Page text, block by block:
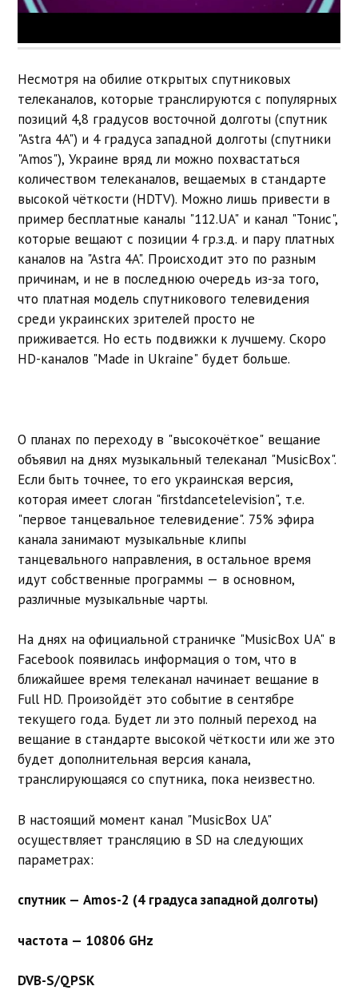
Несмотря на обилие открытых спутниковых
телеканалов, которые транслируются с популярных
позиций 4,8 градусов восточной долготы (спутник
"Astra 4A") и 4 градуса западной долготы (спутники
"Amos"), Украине вряд ли можно похвастаться
количеством телеканалов, вещаемых в стандарте
высокой чёткости (HDTV). Можно лишь привести в
пример бесплатные каналы "112.UA" и канал "Тонис",
которые вещают с позиции 4 гр.з.д. и пару платных
каналов на "Astra 4A". Происходит это по разным
причинам, и не в последнюю очередь из-за того,
что платная модель спутникового телевидения
среди украинских зрителей просто не
приживается. Но есть подвижки к лучшему. Скоро
HD-каналов "Made in Ukraine" будет больше.
О планах по переходу в "высокочёткое" вещание
объявил на днях музыкальный телеканал "MusicBox".
Если быть точнее, то его украинская версия,
которая имеет слоган "firstdancetelevision", т.е.
"первое танцевальное телевидение". 75% эфира
канала занимают музыкальные клипы
танцевального направления, в остальное время
идут собственные программы — в основном,
различные музыкальные чарты.
На днях на официальной страничке "MusicBox UA" в
Facebook появилась информация о том, что в
ближайшее время телеканал начинает вещание в
Full HD. Произойдёт это событие в сентябре
текущего года. Будет ли это полный переход на
вещание в стандарте высокой чёткости или же это
будет дополнительная версия канала,
транслирующаяся со спутника, пока неизвестно.
В настоящий момент канал "MusicBox UA"
осуществляет трансляцию в SD на следующих
параметрах:
спутник — Amos-2 (4 градуса западной долготы)
частота — 10806 GHz
DVB-S/QPSK